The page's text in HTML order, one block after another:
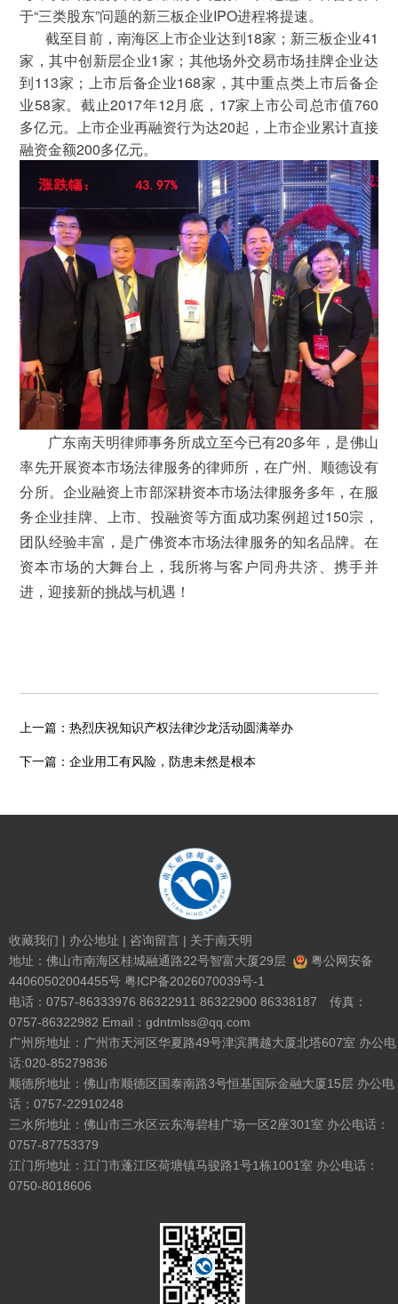
于“三类股东”问题的新三板企业IPO进程将提速。
截至目前，南海区上市企业达到18家；新三板企业41
家，其中创新层企业1家；其他场外交易市场挂牌企业达
到113家；上市后备企业168家，其中重点类上市后备企
业58家。截止2017年12月底，17家上市公司总市值760
多亿元。上市企业再融资行为达20起，上市企业累计直接
融资金额200多亿元。
广东南天明律师事务所成立至今已有20多年，是佛山
率先开展资本市场法律服务的律师所，在广州、顺德设有
分所。企业融资上市部深耕资本市场法律服务多年，在服
务企业挂牌、上市、投融资等方面成功案例超过150宗，
团队经验丰富，是广佛资本市场法律服务的知名品牌。在
资本市场的大舞台上，我所将与客户同舟共济、携手并
进，迎接新的挑战与机遇！
上一篇：热烈庆祝知识产权法律沙龙活动圆满举办
下一篇：企业用工有风险，防患未然是根本
收藏我们 | 办公地址 | 咨询留言 | 关于南天明
地址：佛山市南海区桂城融通路22号智富大厦29层
粤公网安备
44060502004455号 粤ICP备2026070039号-1
电话：0757-86333976 86322911 86322900 86338187 传真：
0757-86322982 Email：gdntmlss@qq.com
广州所地址：广州市天河区华夏路49号津滨腾越大厦北塔607室 办公电
话:020-85279836
顺德所地址：佛山市顺德区国泰南路3号恒基国际金融大厦15层 办公电
话：0757-22910248
三水所地址：佛山市三水区云东海碧桂广场一区2座301室 办公电话：
0757-87753379
江门所地址：江门市蓬江区荷塘镇马骏路1号1栋1001室 办公电话：
0750-8018606